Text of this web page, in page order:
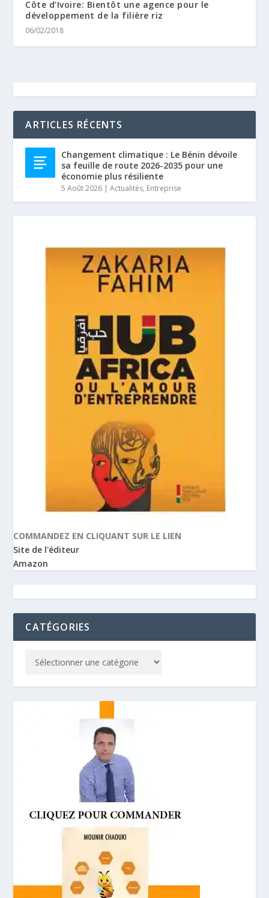
Côte d’Ivoire: Bientôt une agence pour le
développement de la filière riz
06/02/2018
ARTICLES RÉCENTS
Changement climatique : Le Bénin dévoile
sa feuille de route 2026-2035 pour une
économie plus résiliente
5 Août 2026 |Actualités, Entreprise
COMMANDEZ EN CLIQUANT SUR LE LIEN
Site de l'éditeur
Amazon
CATÉGORIES